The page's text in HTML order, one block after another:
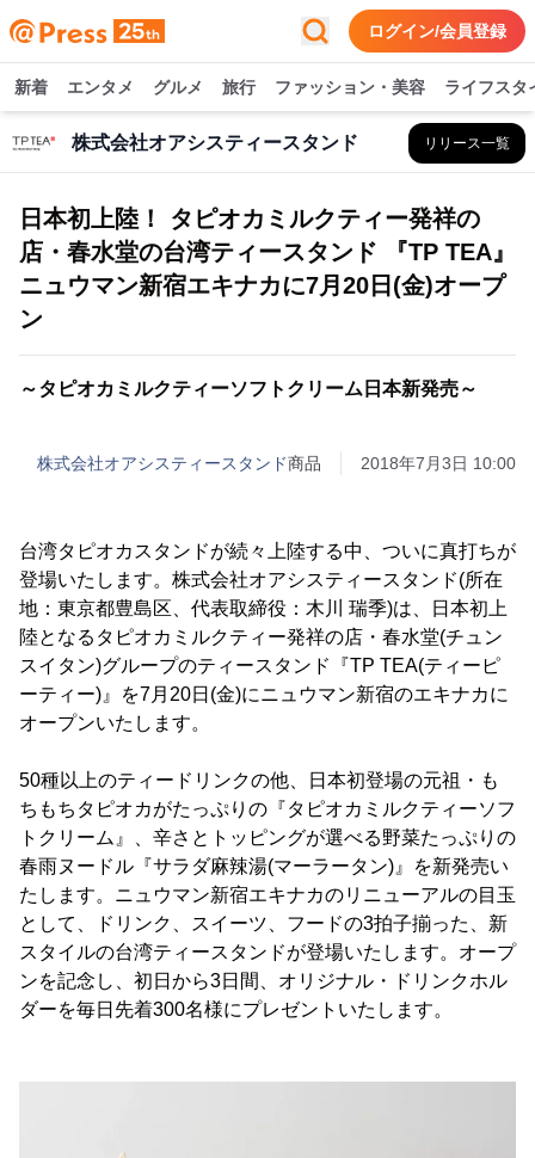
ログイン/会員登録
新着 エンタメ グルメ 旅行 ファッション・美容 ライフスタ
株式会社オアシスティースタンド リリース一覧
日本初上陸！ タピオカミルクティー発祥の
店・春水堂の台湾ティースタンド 『TP TEA』
ニュウマン新宿エキナカに7月20日(金)オープ
ン
～タピオカミルクティーソフトクリーム日本新発売～
株式会社オアシスティースタンド商品 2018年7月3日 10:00
台湾タピオカスタンドが続々上陸する中、ついに真打ちが
登場いたします。株式会社オアシスティースタンド(所在
地：東京都豊島区、代表取締役：木川 瑞季)は、日本初上
陸となるタピオカミルクティー発祥の店・春水堂(チュン
スイタン)グループのティースタンド『TP TEA(ティーピ
ーティー)』を7月20日(金)にニュウマン新宿のエキナカに
オープンいたします。
50種以上のティードリンクの他、日本初登場の元祖・も
ちもちタピオカがたっぷりの『タピオカミルクティーソフ
トクリーム』、辛さとトッピングが選べる野菜たっぷりの
春雨ヌードル『サラダ麻辣湯(マーラータン)』を新発売い
たします。ニュウマン新宿エキナカのリニューアルの目玉
として、ドリンク、スイーツ、フードの3拍子揃った、新
スタイルの台湾ティースタンドが登場いたします。オープ
ンを記念し、初日から3日間、オリジナル・ドリンクホル
ダーを毎日先着300名様にプレゼントいたします。